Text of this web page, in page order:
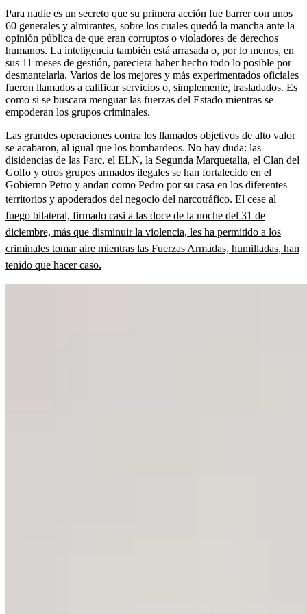
Para nadie es un secreto que su primera acción fue barrer con unos
60 generales y almirantes, sobre los cuales quedó la mancha ante la
opinión pública de que eran corruptos o violadores de derechos
humanos. La inteligencia también está arrasada o, por lo menos, en
sus 11 meses de gestión, pareciera haber hecho todo lo posible por
desmantelarla. Varios de los mejores y más experimentados oficiales
fueron llamados a calificar servicios o, simplemente, trasladados. Es
como si se buscara menguar las fuerzas del Estado mientras se
empoderan los grupos criminales.
Las grandes operaciones contra los llamados objetivos de alto valor
se acabaron, al igual que los bombardeos. No hay duda: las
disidencias de las Farc, el ELN, la Segunda Marquetalia, el Clan del
Golfo y otros grupos armados ilegales se han fortalecido en el
Gobierno Petro y andan como Pedro por su casa en los diferentes
territorios y apoderados del negocio del narcotráfico. El cese al
fuego bilateral, firmado casi a las doce de la noche del 31 de
diciembre, más que disminuir la violencia, les ha permitido a los
criminales tomar aire mientras las Fuerzas Armadas, humilladas, han
tenido que hacer caso.